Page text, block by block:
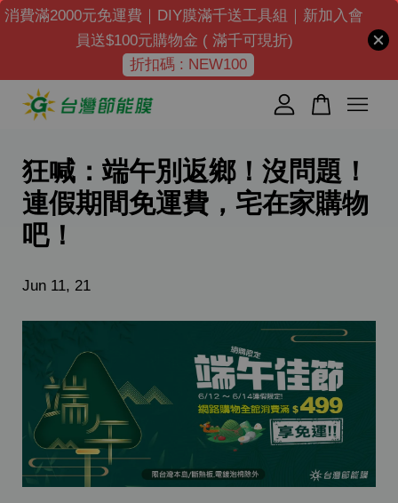
消費滿2000元免運費｜DIY膜滿千送工具組｜新加入會
員送$100元購物金 ( 滿千可現折)
折扣碼 : NEW100
狂喊：端午別返鄉！沒問題！
連假期間免運費，宅在家購物
吧！
Jun 11, 21
您的購物車目前還是空的。